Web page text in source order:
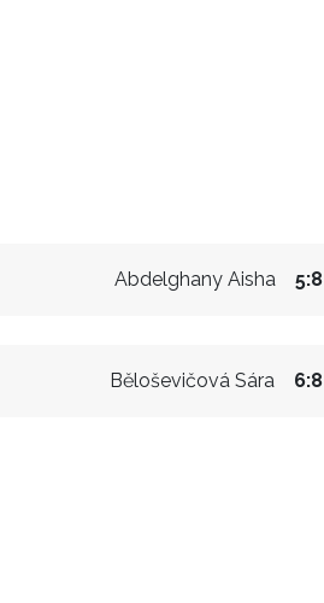
Abdelghany Aisha 5:8
Běloševičová Sára 6:8